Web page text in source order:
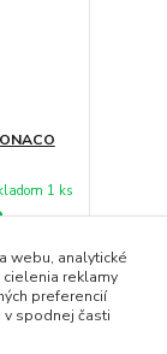
1 ks
webu, analytické
reklamy
preferencií
spodnej časti